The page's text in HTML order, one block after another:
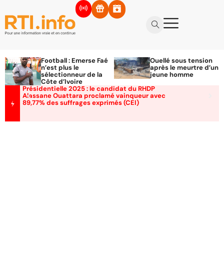
Football : Emerse Faé
n’est plus le
sélectionneur de la
Côte d’Ivoire
Ouellé sous tension
après le meurtre d’un
jeune homme
Présidentielle 2025 : le candidat du RHDP
Alassane Ouattara proclamé vainqueur avec
89,77% des suffrages exprimés (CEI)